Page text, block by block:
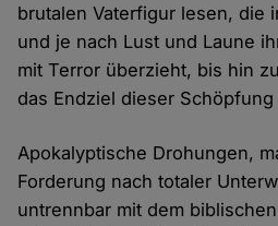
brutalen Vaterfigur lesen, die
und je nach Lust und Laune
mit Terror überzieht, bis hin
das Endziel dieser
Apokalyptische Drohungen,
Forderung nach totaler
untrennbar mit dem